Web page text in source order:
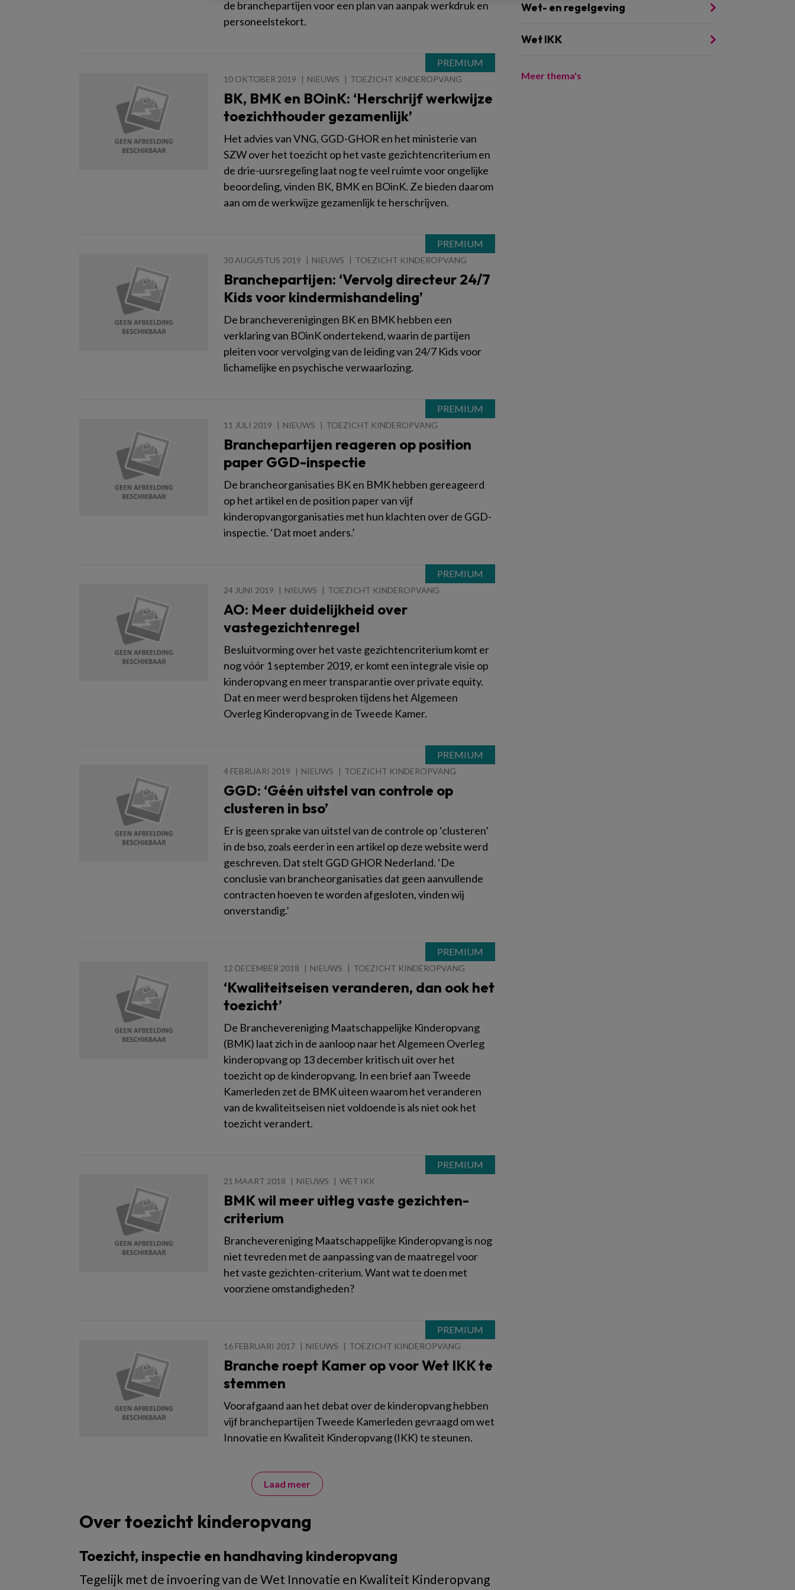
de branchepartijen voor een plan van aanpak werkdruk en
personeelstekort.
10 OKTOBER 2019 NIEUWS TOEZICHT KINDEROPVANG
BK, BMK en BOinK: ‘Herschrijf werkwijze
toezichthouder gezamenlijk’
Het advies van VNG, GGD-GHOR en het ministerie van
SZW over het toezicht op het vaste gezichtencriterium en
de drie-uursregeling laat nog te veel ruimte voor ongelijke
beoordeling, vinden BK, BMK en BOinK. Ze bieden daarom
aan om de werkwijze gezamenlijk te herschrijven.
30 AUGUSTUS 2019 NIEUWS TOEZICHT KINDEROPVANG
Branchepartijen: ‘Vervolg directeur 24/7
Kids voor kindermishandeling’
De brancheverenigingen BK en BMK hebben een
verklaring van BOinK ondertekend, waarin de partijen
pleiten voor vervolging van de leiding van 24/7 Kids voor
lichamelijke en psychische verwaarlozing.
11 JULI 2019 NIEUWS TOEZICHT KINDEROPVANG
Branchepartijen reageren op position
paper GGD-inspectie
De brancheorganisaties BK en BMK hebben gereageerd
op het artikel en de position paper van vijf
kinderopvangorganisaties met hun klachten over de GGD-
inspectie. ‘Dat moet anders.’
24 JUNI 2019 NIEUWS TOEZICHT KINDEROPVANG
AO: Meer duidelijkheid over
vastegezichtenregel
Besluitvorming over het vaste gezichtencriterium komt er
nog vóór 1 september 2019, er komt een integrale visie op
kinderopvang en meer transparantie over private equity.
Dat en meer werd besproken tijdens het Algemeen
Overleg Kinderopvang in de Tweede Kamer.
4 FEBRUARI 2019 NIEUWS TOEZICHT KINDEROPVANG
GGD: ‘Géén uitstel van controle op
clusteren in bso’
Er is geen sprake van uitstel van de controle op ‘clusteren’
in de bso, zoals eerder in een artikel op deze website werd
geschreven. Dat stelt GGD GHOR Nederland. ‘De
conclusie van brancheorganisaties dat geen aanvullende
contracten hoeven te worden afgesloten, vinden wij
onverstandig.’
12 DECEMBER 2018 NIEUWS TOEZICHT KINDEROPVANG
‘Kwaliteitseisen veranderen, dan ook het
toezicht’
De Branchevereniging Maatschappelijke Kinderopvang
(BMK) laat zich in de aanloop naar het Algemeen Overleg
kinderopvang op 13 december kritisch uit over het
toezicht op de kinderopvang. In een brief aan Tweede
Kamerleden zet de BMK uiteen waarom het veranderen
van de kwaliteitseisen niet voldoende is als niet ook het
toezicht verandert.
21 MAART 2018 NIEUWS WET IKK
BMK wil meer uitleg vaste gezichten-
criterium
Branchevereniging Maatschappelijke Kinderopvang is nog
niet tevreden met de aanpassing van de maatregel voor
het vaste gezichten-criterium. Want wat te doen met
voorziene omstandigheden?
16 FEBRUARI 2017 NIEUWS TOEZICHT KINDEROPVANG
Branche roept Kamer op voor Wet IKK te
stemmen
Voorafgaand aan het debat over de kinderopvang hebben
vijf branchepartijen Tweede Kamerleden gevraagd om wet
Innovatie en Kwaliteit Kinderopvang (IKK) te steunen.
Laad meer
Over toezicht kinderopvang
Toezicht, inspectie en handhaving kinderopvang
Tegelijk met de invoering van de Wet Innovatie en Kwaliteit Kinderopvang
Wet- en regelgeving
Wet IKK
Meer thema's